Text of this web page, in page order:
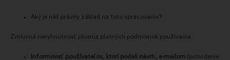
Aký je náš právny základ na toto spracovanie?
Zmluvná nevyhnutnosť plnenia platných podmienok používania.
Informovať používateľov, ktorí podali návrh, e-mailom (potvrdenie